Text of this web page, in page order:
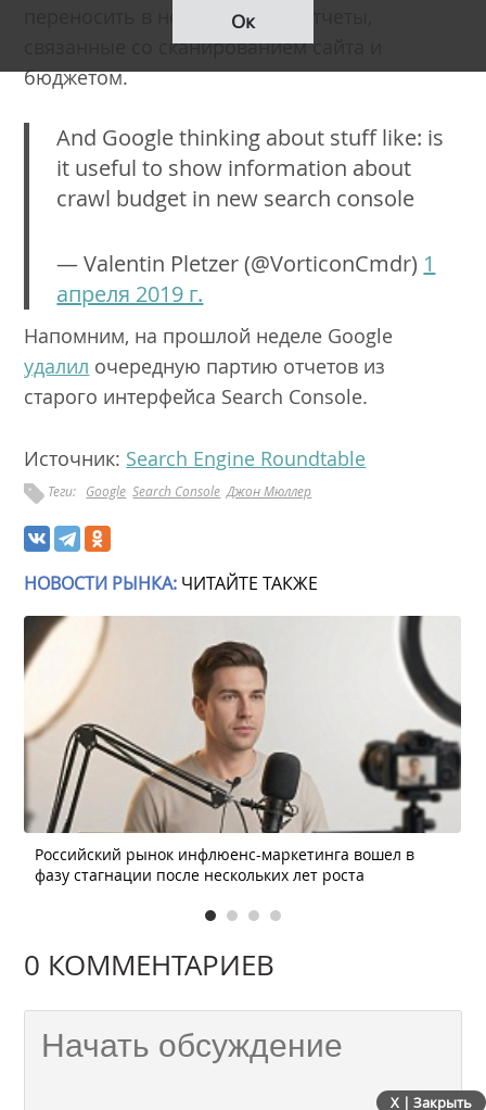
переносить в новую версию отчеты,
связанные со сканированием сайта и
бюджетом.
And Google thinking about stuff like: is
it useful to show information about
crawl budget in new search console
— Valentin Pletzer (@VorticonCmdr) 1
апреля 2019 г.
Напомним, на прошлой неделе Google
удалил очередную партию отчетов из
старого интерфейса Search Console.
Источник: Search Engine Roundtable
Теги: Google Search Console Джон Мюллер
Ок
НОВОСТИ РЫНКА: ЧИТАЙТЕ ТАКЖЕ
Российский рынок инфлюенс-маркетинга вошел в
фазу стагнации после нескольких лет роста
0 КОММЕНТАРИЕВ
X | Закрыть